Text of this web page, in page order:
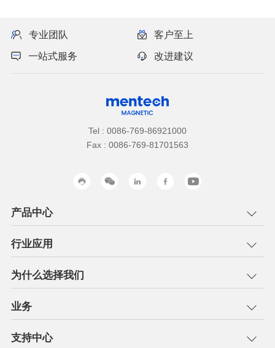
专业团队 客户至上
一站式服务 改进建议
Tel : 0086-769-86921000
Fax : 0086-769-81701563
产品中心
行业应用
为什么选择我们
业务
支持中心